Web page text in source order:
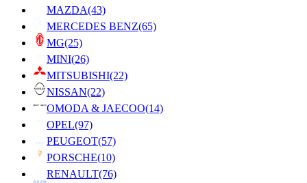
MAZDA(43)
MERCEDES BENZ(65)
MG(25)
MINI(26)
MITSUBISHI(22)
NISSAN(22)
OMODA & JAECOO(14)
OPEL(97)
PEUGEOT(57)
PORSCHE(10)
RENAULT(76)